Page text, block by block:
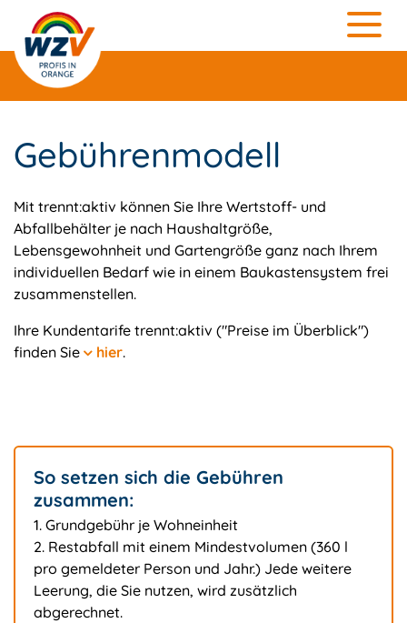
Gebührenmodell
Mit trennt:aktiv können Sie Ihre Wertstoff- und
Abfallbehälter je nach Haushaltgröße,
Lebensgewohnheit und Gartengröße ganz nach Ihrem
individuellen Bedarf wie in einem Baukastensystem frei
zusammenstellen.
Ihre Kundentarife trennt:aktiv ("Preise im Überblick")
finden Sie hier.
So setzen sich die Gebühren
zusammen:
1. Grundgebühr je Wohneinheit
2. Restabfall mit einem Mindestvolumen (360 l
pro gemeldeter Person und Jahr.) Jede weitere
Leerung, die Sie nutzen, wird zusätzlich
abgerechnet.